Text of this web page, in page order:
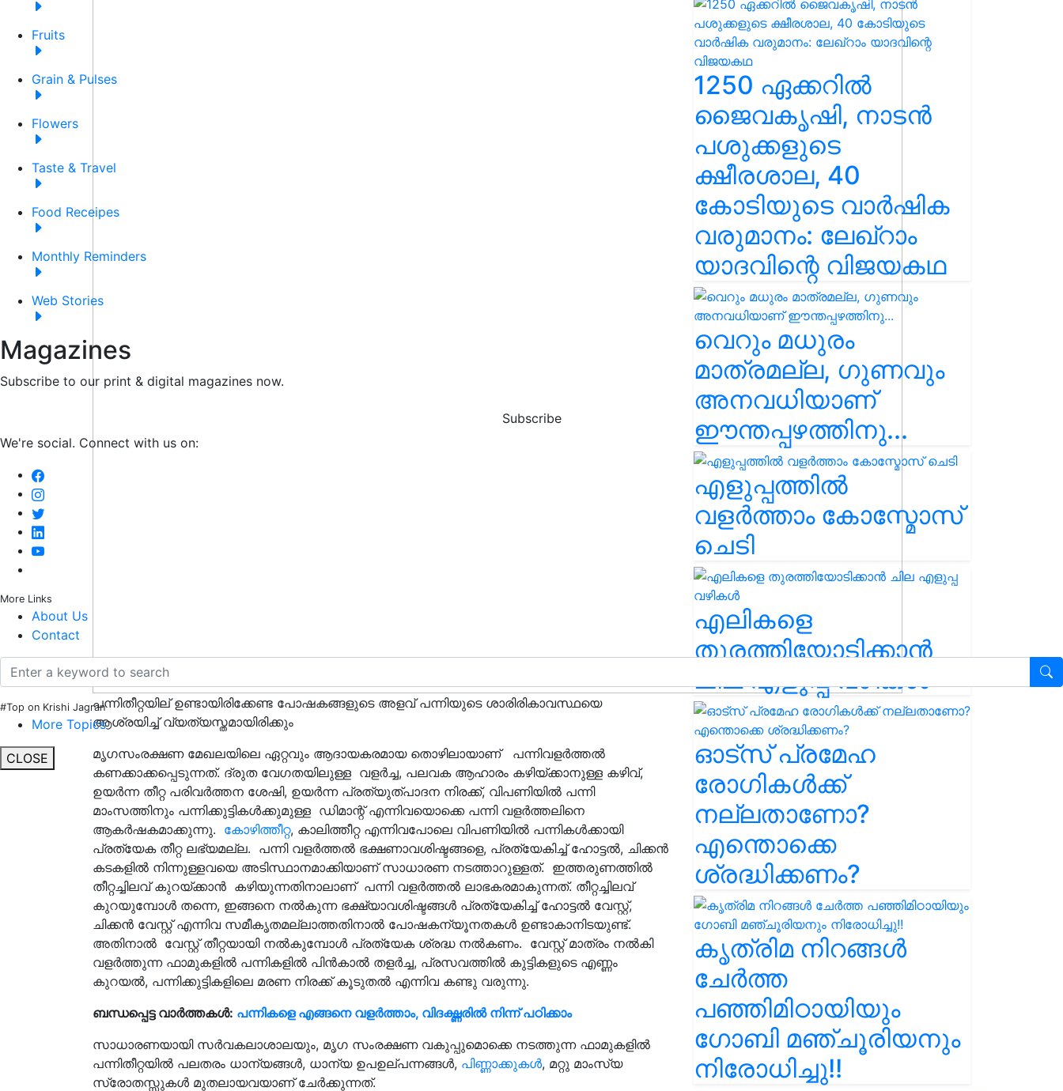
Fruits
Grain & Pulses
Flowers
Taste & Travel
Food Receipes
Monthly Reminders
Web Stories
Magazines
Subscribe to our print & digital magazines now.
Subscribe
We're social. Connect with us on:
More Links
About Us
Contact
#Top on Krishi Jagran
More Topics
CLOSE
പന്നിതീറ്റയില് ഉണ്ടായിരിക്കേണ്ട പോഷകങ്ങളുടെ അളവ് പന്നിയുടെ ശാരിരികാവസ്ഥയെ
ആശ്രയിച്ച് വ്യത്യസ്തമായിരിക്കും
മൃഗസംരക്ഷണ മേഖലയിലെ ഏറ്റവും ആദായകരമായ തൊഴിലായാണ് പന്നിവളർത്തൽ
കണക്കാക്കപ്പെടുന്നത്. ദ്രുത വേഗതയിലുള്ള വളര്‍ച്ച, പലവക ആഹാരം കഴിയ്ക്കാനുള്ള കഴിവ്,
ഉയര്‍ന്ന തീറ്റ പരിവര്‍ത്തന ശേഷി, ഉയര്‍ന്ന പ്രത്യുത്പാദന നിരക്ക്, വിപണിയില്‍ പന്നി
മാംസത്തിനും പന്നിക്കുട്ടികള്‍ക്കുമുള്ള ഡിമാന്റ് എന്നിവയൊക്കെ പന്നി വളര്‍ത്തലിനെ
ആകര്‍ഷകമാക്കുന്നു. കോഴിത്തീറ്റ, കാലിത്തീറ്റ എന്നിവപോലെ വിപണിയില്‍ പന്നികള്‍ക്കായി
പ്രത്യേക തീറ്റ ലഭ്യമല്ല. പന്നി വളര്‍ത്തല്‍ ഭക്ഷണാവശിഷ്ടങ്ങളെ, പ്രത്യേകിച്ച് ഹോട്ടൽ, ചിക്കൻ
കടകളിൽ നിന്നുള്ളവയെ അടിസ്ഥാനമാക്കിയാണ് സാധാരണ നടത്താറുള്ളത്. ഇത്തരുണത്തിൽ
തീറ്റച്ചിലവ് കുറയ്ക്കാന്‍ കഴിയുന്നതിനാലാണ് പന്നി വളര്‍ത്തല്‍ ലാഭകരമാകുന്നത്. തീറ്റച്ചിലവ്
കുറയുമ്പോള്‍ തന്നെ, ഇങ്ങനെ നല്‍കുന്ന ഭക്ഷ്യാവശിഷ്ടങ്ങള്‍ പ്രത്യേകിച്ച് ഹോട്ടല്‍ വേസ്റ്റ്,
ചിക്കന്‍ വേസ്റ്റ് എന്നിവ സമീകൃതമല്ലാത്തതിനാല്‍ പോഷകന്യൂനതകള്‍ ഉണ്ടാകാനിടയുണ്ട്.
അതിനാല്‍ വേസ്റ്റ് തീറ്റയായി നല്‍കുമ്പോള്‍ പ്രത്യേക ശ്രദ്ധ നല്‍കണം. വേസ്റ്റ് മാത്രം നല്‍കി
വളര്‍ത്തുന്ന ഫാമുകളില്‍ പന്നികളില്‍ പിന്‍കാല്‍ തളര്‍ച്ച, പ്രസവത്തില്‍ കുട്ടികളുടെ എണ്ണം
കുറയല്‍, പന്നിക്കുട്ടികളിലെ മരണ നിരക്ക് കൂടുതല്‍ എന്നിവ കണ്ടു വരുന്നു.
ബന്ധപ്പെട്ട വാർത്തകൾ: പന്നികളെ എങ്ങനെ വളർത്താം, വിദഗ്ദ്ധരിൽ നിന്ന് പഠിക്കാം
സാധാരണയായി സർവകലാശാലയും, മൃഗ സംരക്ഷണ വകുപ്പുമൊക്കെ നടത്തുന്ന ഫാമുകളിൽ
പന്നിതീറ്റയില്‍ പലതരം ധാന്യങ്ങള്‍, ധാന്യ ഉപഉല്പന്നങ്ങള്‍, പിണ്ണാക്കുകള്‍, മറ്റു മാംസ്യ
സ്രോതസ്സുകൾ മുതലായവയാണ് ചേര്‍ക്കുന്നത്.
1250 ഏക്കറിൽ
ജൈവകൃഷി, നാടൻ
പശുക്കളുടെ
ക്ഷീരശാല, 40
കോടിയുടെ വാർഷിക
വരുമാനം: ലേഖ്‌റാം
യാദവിന്റെ വിജയകഥ
വെറും മധുരം
മാത്രമല്ല, ഗുണവും
അനവധിയാണ്
ഈന്തപ്പഴത്തിനു...
എളുപ്പത്തിൽ
വളർത്താം കോസ്മോസ്
ചെടി
എലികളെ
തുരത്തിയോടിക്കാൻ
ചില എളുപ്പ വഴികൾ
ഓട്സ് പ്രമേഹ
രോഗികൾക്ക്
നല്ലതാണോ?
എന്തൊക്കെ
ശ്രദ്ധിക്കണം?
കൃത്രിമ നിറങ്ങൾ
ചേർത്ത
പഞ്ഞിമിഠായിയും
ഗോബി മഞ്ചൂരിയനും
നിരോധിച്ചു!!